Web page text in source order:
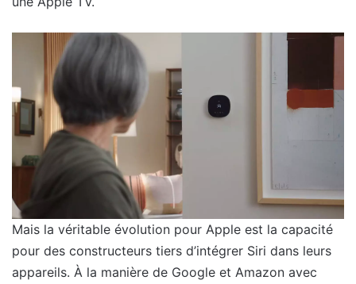
Mais la véritable évolution pour Apple est la capacité
pour des constructeurs tiers d’intégrer Siri dans leurs
appareils. À la manière de Google et Amazon avec